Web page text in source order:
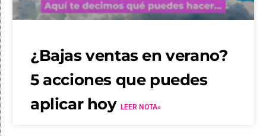
¿Bajas ventas en verano?
5 acciones que puedes
aplicar hoyLEER NOTA»